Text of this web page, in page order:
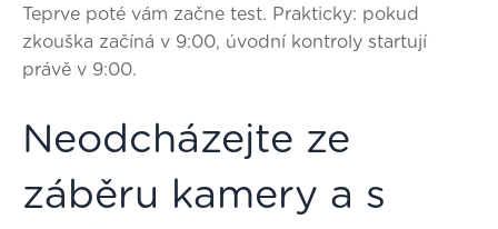
Teprve poté vám začne test. Prakticky: pokud
zkouška začíná v 9:00, úvodní kontroly startují
právě v 9:00.
Neodcházejte ze
záběru kamery a s